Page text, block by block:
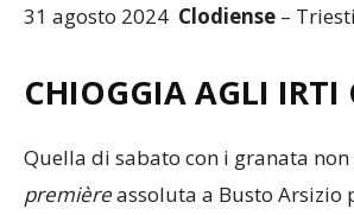
31 agosto 2024 Clodiense –
CHIOGGIA AGLI IRTI
Quella di sabato con i granata non
premièreassoluta a Busto Arsizio